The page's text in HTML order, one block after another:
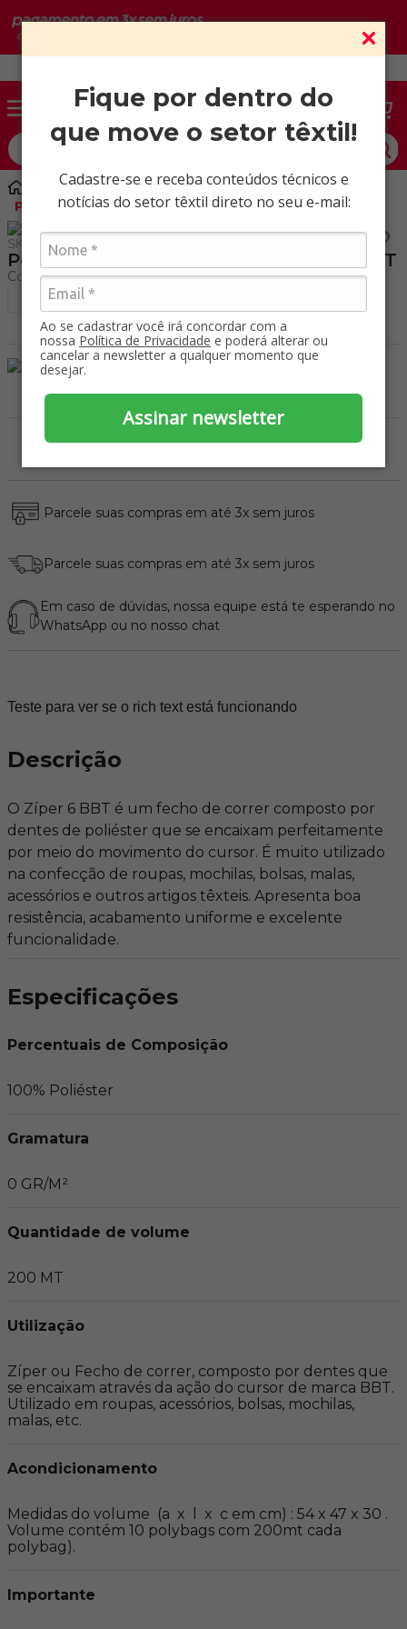
Fique por dentro do
que move o setor têxtil!
Cadastre-se e receba conteúdos técnicos e
notícias do setor têxtil direto no seu e-mail:
Ao se cadastrar você irá concordar com a
nossa Política de Privacidade e poderá alterar ou
cancelar a newsletter a qualquer momento que
desejar.
Assinar newsletter
O que você procura?
Aviamentos
Zíper
Poliéster 06 comum Pacote com 200 MT
SKU 91600001
Poliéster 06 comum Pacote com 200 MT
Parcele suas compras em até 3x sem juros
Parcele suas compras em até 3x sem juros
Em caso de dúvidas, nossa equipe está te esperando no
WhatsApp ou no nosso chat
Teste para ver se o rich text está funcionando
Descrição
O Zíper 6 BBT é um fecho de correr composto por
dentes de poliéster que se encaixam perfeitamente
por meio do movimento do cursor. É muito utilizado
na confecção de roupas, mochilas, bolsas, malas,
acessórios e outros artigos têxteis. Apresenta boa
resistência, acabamento uniforme e excelente
funcionalidade.
Especificações
Percentuais de Composição
100% Poliéster
Gramatura
0 GR/M²
Quantidade de volume
200 MT
Utilização
Zíper ou Fecho de correr, composto por dentes que
se encaixam através da ação do cursor de marca BBT.
Utilizado em roupas, acessórios, bolsas, mochilas,
malas, etc.
Acondicionamento
Medidas do volume  (a  x  l  x  c em cm) : 54 x 47 x 30 .
Volume contém 10 polybags com 200mt cada
polybag).
Importante